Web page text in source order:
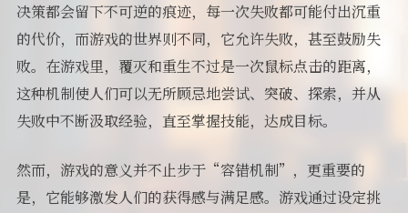
决策都会留下不可逆的痕迹，每一次失败都可能付出沉重
的代价，而游戏的世界则不同，它允许失败，甚至鼓励失
败。在游戏里，覆灭和重生不过是一次鼠标点击的距离，
这种机制使人们可以无所顾忌地尝试、突破、探索，并从
失败中不断汲取经验，直至掌握技能，达成目标。
然而，游戏的意义并不止步于“容错机制”，更重要的
是，它能够激发人们的获得感与满足感。游戏通过设定挑